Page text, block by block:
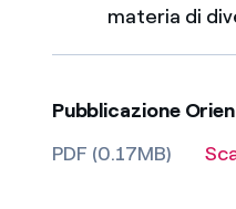
materia di
Pubblicazione
PDF (0.17MB)